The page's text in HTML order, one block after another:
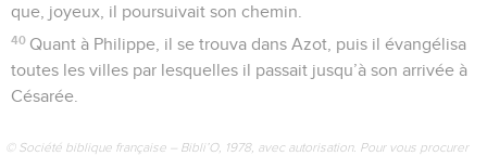
que, joyeux, il poursuivait son chemin.
40 Quant à Philippe, il se trouva dans Azot, puis il évangélisa
toutes les villes par lesquelles il passait jusqu’à son arrivée à
Césarée.
© Société biblique française – Bibli’O, 1978, avec autorisation. Pour vous procurer